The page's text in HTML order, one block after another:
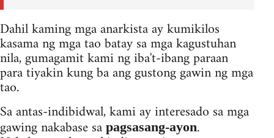
Dahil kaming mga anarkista ay kumikilos
kasama ng mga tao batay sa mga kagustuhan
nila, gumagamit kami ng iba't-ibang paraan
para tiyakin kung ba ang gustong gawin ng mga
tao.
Sa antas-indibidwal, kami ay interesado sa mga
gawing nakabase sa pagsasang-ayon.